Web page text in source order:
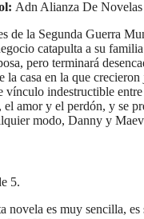
Adn Alianza De Novelas
de la Segunda Guerra
catapulta a su
pero terminará
la casa en la que
vínculo indestructible
amor y el perdón, y se
modo, Danny y
5.
novela es muy sencilla,